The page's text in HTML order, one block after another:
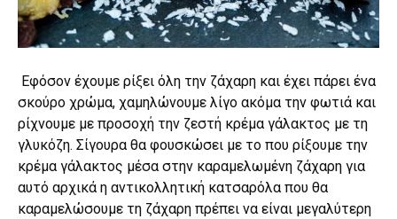
Εφόσον έχουμε ρίξει όλη την ζάχαρη και έχει πάρει ένα
σκούρο χρώμα, χαμηλώνουμε λίγο ακόμα την φωτιά και
ρίχνουμε με προσοχή την ζεστή κρέμα γάλακτος με τη
γλυκόζη. Σίγουρα θα φουσκώσει με το που ρίξουμε την
κρέμα γάλακτος μέσα στην καραμελωμένη ζάχαρη για
αυτό αρχικά η αντικολλητική κατσαρόλα που θα
καραμελώσουμε τη ζάχαρη πρέπει να είναι μεγαλύτερη